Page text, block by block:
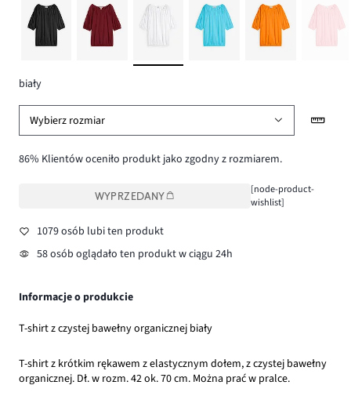
biały
Wybierz rozmiar
86% Klientów oceniło produkt jako zgodny z rozmiarem.
WYPRZEDANY
[node-product-
wishlist]
1079 osób lubi ten produkt
58 osób oglądało ten produkt w ciągu 24h
Informacje o produkcie
T-shirt z czystej bawełny organicznej biały
T-shirt z krótkim rękawem z elastycznym dołem, z czystej bawełny
organicznej. Dł. w rozm. 42 ok. 70 cm. Można prać w pralce.